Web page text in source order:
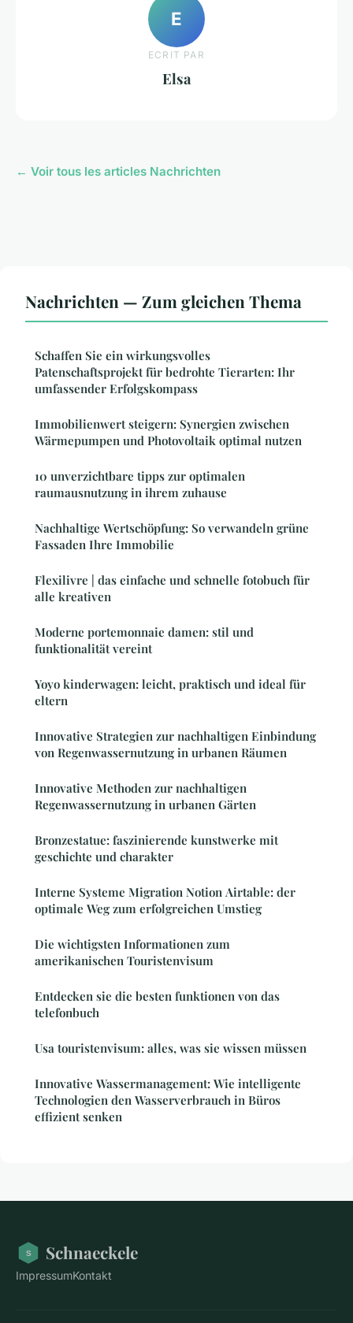
E
ECRIT PAR
Elsa
← Voir tous les articles Nachrichten
Nachrichten — Zum gleichen Thema
Schaffen Sie ein wirkungsvolles
Patenschaftsprojekt für bedrohte Tierarten: Ihr
umfassender Erfolgskompass
Immobilienwert steigern: Synergien zwischen
Wärmepumpen und Photovoltaik optimal nutzen
10 unverzichtbare tipps zur optimalen
raumausnutzung in ihrem zuhause
Nachhaltige Wertschöpfung: So verwandeln grüne
Fassaden Ihre Immobilie
Flexilivre | das einfache und schnelle fotobuch für
alle kreativen
Moderne portemonnaie damen: stil und
funktionalität vereint
Yoyo kinderwagen: leicht, praktisch und ideal für
eltern
Innovative Strategien zur nachhaltigen Einbindung
von Regenwassernutzung in urbanen Räumen
Innovative Methoden zur nachhaltigen
Regenwassernutzung in urbanen Gärten
Bronzestatue: faszinierende kunstwerke mit
geschichte und charakter
Interne Systeme Migration Notion Airtable: der
optimale Weg zum erfolgreichen Umstieg
Die wichtigsten Informationen zum
amerikanischen Touristenvisum
Entdecken sie die besten funktionen von das
telefonbuch
Usa touristenvisum: alles, was sie wissen müssen
Innovative Wassermanagement: Wie intelligente
Technologien den Wasserverbrauch in Büros
effizient senken
Schnaeckele
ImpressumKontakt